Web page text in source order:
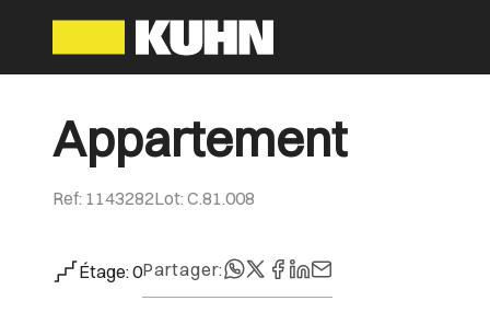
Appartement
Ref: 1143282Lot: C.81.008
Étage:0Partager: